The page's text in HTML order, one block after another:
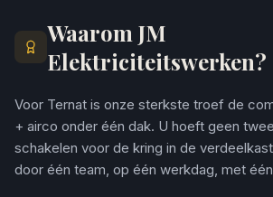
Waarom JM
Elektriciteitswerken?
Voor Ternat is onze sterkste troef de
+ airco onder één dak. U hoeft geen
schakelen voor de kring in de
door één team, op één werkdag, met